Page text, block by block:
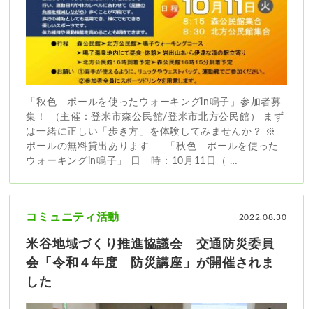
「秋色 ポールを使ったウォーキングin鳴子」参加者募
集！ （主催：登米市森公民館/登米市北方公民館） まず
は一緒に正しい「歩き方」を体験してみませんか？ ※
ポールの無料貸出あります 「秋色 ポールを使った
ウォーキングin鳴子」 日 時：10月11日（ …
2022.08.30
コミュニティ活動
米谷地域づくり推進協議会 交通防災委員
会「令和４年度 防災講座」が開催されま
した